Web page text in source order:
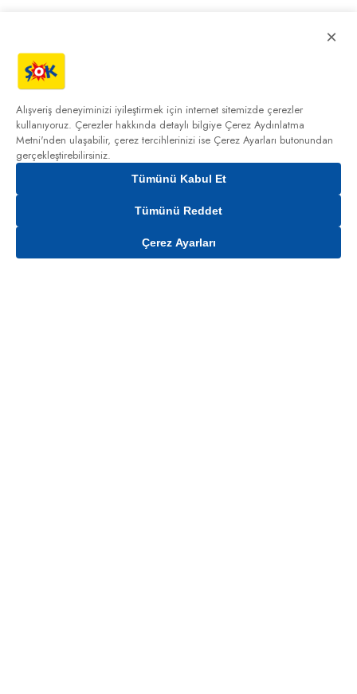
Sepete Ekle
×
Alışveriş deneyiminizi iyileştirmek için internet sitemizde çerezler
kullanıyoruz. Çerezler hakkında detaylı bilgiye Çerez Aydınlatma
Metni'nden ulaşabilir, çerez tercihlerinizi ise Çerez Ayarları butonundan
gerçekleştirebilirsiniz.
Tümünü Kabul Et
Tümünü Reddet
Çerez Ayarları